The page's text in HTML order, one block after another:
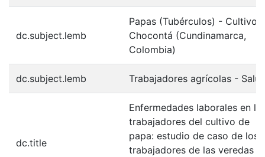
dc.subject.lemb
Papas (Tubérculos) - Cultivo -
Chocontá (Cundinamarca,
Colombia)
dc.subject.lemb Trabajadores agrícolas -
dc.title
Enfermedades laborales en
trabajadores del cultivo de
papa: estudio de caso de los
trabajadores de las veredas